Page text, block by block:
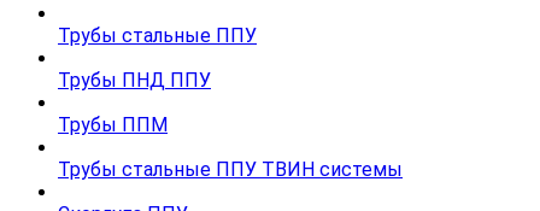
Трубы стальные ППУ
Трубы ПНД ППУ
Трубы ППМ
Трубы стальные ППУ ТВИН системы